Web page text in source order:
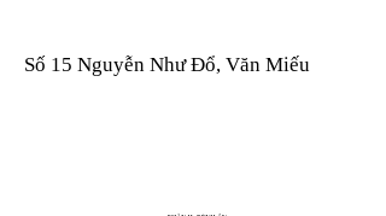
Số 15 Nguyễn Như Đổ, Văn Miếu